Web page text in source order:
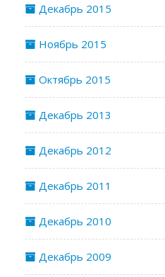
Декабрь 2015
Ноябрь 2015
Октябрь 2015
Декабрь 2013
Декабрь 2012
Декабрь 2011
Декабрь 2010
Декабрь 2009